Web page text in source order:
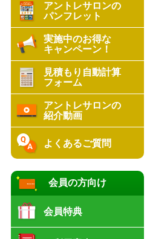
アントレサロンの
パンフレット
実施中のお得な
キャンペーン！
見積もり自動計算
フォーム
アントレサロンの
紹介動画
よくあるご質問
会員の方向け
会員特典